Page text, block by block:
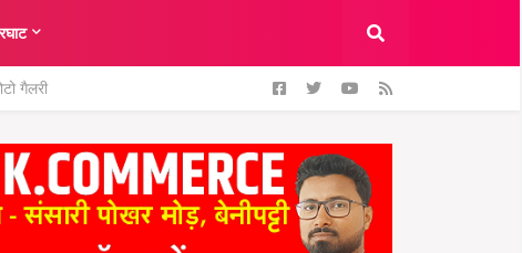
गैलरी